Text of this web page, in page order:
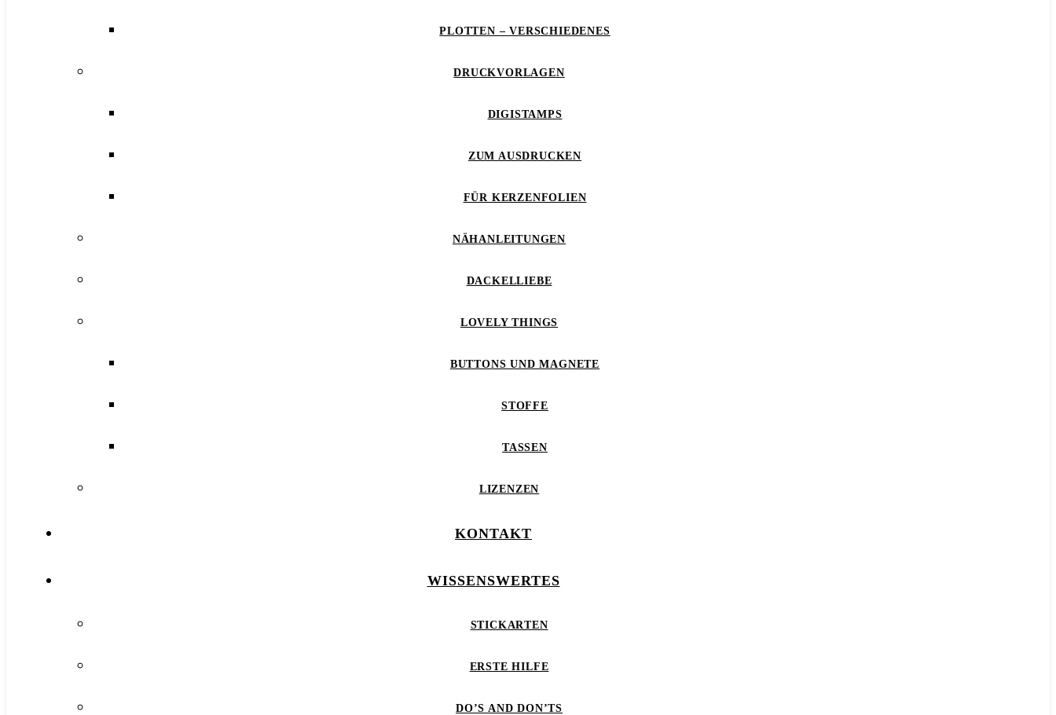
PLOTTEN – VERSCHIEDENES
DRUCKVORLAGEN
DIGISTAMPS
ZUM AUSDRUCKEN
FÜR KERZENFOLIEN
NÄHANLEITUNGEN
DACKELLIEBE
LOVELY THINGS
BUTTONS UND MAGNETE
STOFFE
TASSEN
LIZENZEN
KONTAKT
WISSENSWERTES
STICKARTEN
ERSTE HILFE
DO’S AND DON’TS